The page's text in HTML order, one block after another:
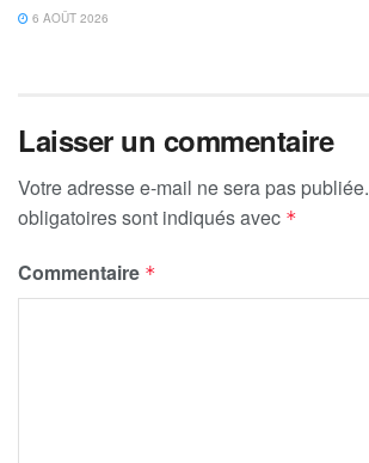
6 AOÛT 2026
Laisser un commentaire
Votre adresse e-mail ne sera pas publiée.
obligatoires sont indiqués avec *
Commentaire *